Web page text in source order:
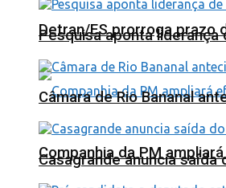
Detran/ES prorroga prazo
Companhia da PM
Pesquisa aponta liderança
Câmara de Rio Bananal
Casagrande anuncia